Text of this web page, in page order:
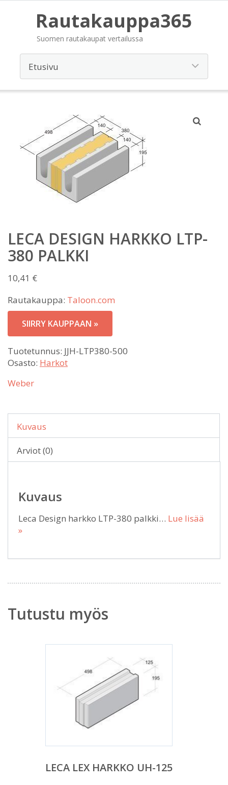
Rautakauppa365
Suomen rautakaupat vertailussa
LECA DESIGN HARKKO LTP-
380 PALKKI
10,41 €
Rautakauppa: Taloon.com
SIIRRY KAUPPAAN »
Tuotetunnus: JJH-LTP380-500
Osasto: Harkot
Weber
Kuvaus
Arviot (0)
Kuvaus
Leca Design harkko LTP-380 palkki… Lue lisää
»
Tutustu myös
LECA LEX HARKKO UH-125